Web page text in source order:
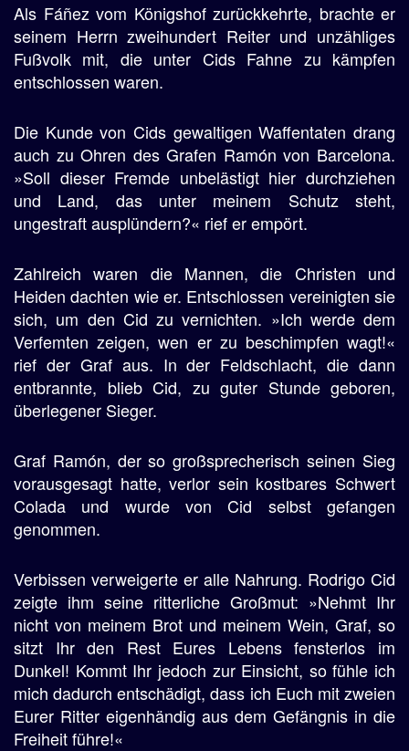
Als Fáñez vom Königshof zurückkehrte, brachte er
seinem Herrn zweihundert Reiter und unzähliges
Fußvolk mit, die unter Cids Fahne zu kämpfen
entschlossen waren.
Die Kunde von Cids gewaltigen Waffentaten drang
auch zu Ohren des Grafen Ramón von Barcelona.
»Soll dieser Fremde unbelästigt hier durchziehen
und Land, das unter meinem Schutz steht,
ungestraft ausplündern?« rief er empört.
Zahlreich waren die Mannen, die Christen und
Heiden dachten wie er. Entschlossen vereinigten sie
sich, um den Cid zu vernichten. »Ich werde dem
Verfemten zeigen, wen er zu beschimpfen wagt!«
rief der Graf aus. In der Feldschlacht, die dann
entbrannte, blieb Cid, zu guter Stunde geboren,
überlegener Sieger.
Graf Ramón, der so großsprecherisch seinen Sieg
vorausgesagt hatte, verlor sein kostbares Schwert
Colada und wurde von Cid selbst gefangen
genommen.
Verbissen verweigerte er alle Nahrung. Rodrigo Cid
zeigte ihm seine ritterliche Großmut: »Nehmt Ihr
nicht von meinem Brot und meinem Wein, Graf, so
sitzt Ihr den Rest Eures Lebens fensterlos im
Dunkel! Kommt Ihr jedoch zur Einsicht, so fühle ich
mich dadurch entschädigt, dass ich Euch mit zweien
Eurer Ritter eigenhändig aus dem Gefängnis in die
Freiheit führe!«